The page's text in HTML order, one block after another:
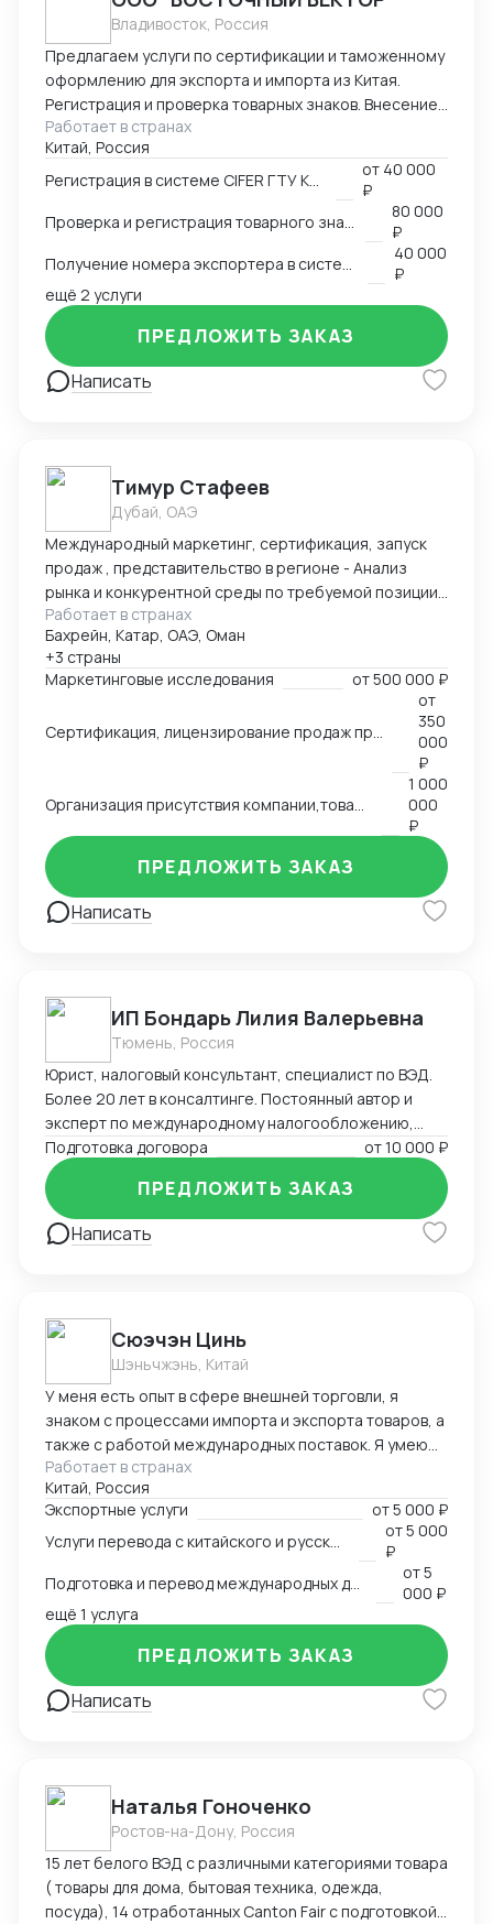
Владивосток, Россия
Предлагаем услуги по сертификации и таможенному
оформлению для экспорта и импорта из Китая.
Регистрация и проверка товарных знаков. Внесение
в таможенный реестр товарных знаков.
Изготовление маркировки для пищевой продукции
для реализации в Китае. Получение номера
HS и CIQ кодов.
Работает в странах
Китай, Россия
от 40 000
₽
80 000
₽
40 000
₽
ещё 2 услуги
Написать
ПРЕДЛОЖИТЬ ЗАКАЗ
Тимур Стафеев
Дубай, ОАЭ
Международный маркетинг, сертификация, запуск
продаж , представительство в регионе - Анализ
рынка и конкурентной среды по требуемой позиции/
группе товаров, обзор и анализ цен, конкурирующих
брендов, конкурентов по группам, обзор трендов,
национальных особенностей и традиции, основных
груп потребителей на региональных рынках. swot
продукции, адоптация к условиям и требованиям
дистрибутов, партнеров - Представление интересов
Вашей компании в регионе
Работает в странах
Бахрейн, Катар, ОАЭ, Оман
+3 страны
Маркетинговые исследования
от500 000 ₽
от
350
000
₽
Организация присутствия компании,товаров, услуг на международном рынке, запуск продаж
1 000
000
₽
Написать
ПРЕДЛОЖИТЬ ЗАКАЗ
ИП Бондарь Лилия Валерьевна
Тюмень, Россия
Юрист, налоговый консультант, специалист по ВЭД.
Более 20 лет в консалтинге. Постоянный автор и
эксперт по международному налогообложению,
применению СОИДН, MLI. Подготовка правовых
заключений по налогообложению в РФ и
иностранных юрисдикциях. Структурирование
сделок. Анализ условий договоров, представление
интересов клиента в судах, налоговых органах,
Подготовка договора от10 000 ₽
Написать
ПРЕДЛОЖИТЬ ЗАКАЗ
Cюэчэн Цинь
Шэньчжэнь, Китай
У меня есть опыт в сфере внешней торговли, я
знаком с процессами импорта и экспорта товаров, а
также с работой международных поставок. Я умею
вести переговоры с зарубежными партнерами,
заключать контракты, а также решать вопросы,
связанные с логистикой и таможней. Могу
предоставить консультации по внешней торговле.
Работает в странах
Китай, Россия
Экспортные услуги
от5 000 ₽
от5 000
₽
от5
000 ₽
ещё 1 услуга
Написать
ПРЕДЛОЖИТЬ ЗАКАЗ
Наталья Гоноченко
Ростов-на-Дону, Россия
15 лет белого ВЭД с различными категориями товара
( товары для дома, бытовая техника, одежда,
посуда), 14 отработанных Canton Fair с подготовкой,